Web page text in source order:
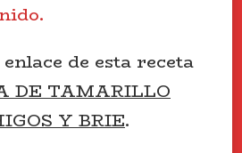
de esta receta
DE TAMARILLO
Y BRIE.